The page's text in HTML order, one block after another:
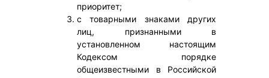
приоритет;
с товарными знаками других
лиц, признанными в
установленном настоящим
Кодексом порядке
общеизвестными в Российской